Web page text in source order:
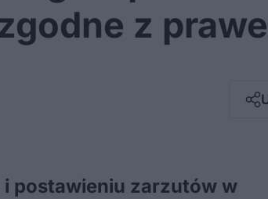
z
postawieniu zarzutów w